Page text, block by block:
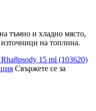
тъмно и хладно място,
източници на топлина.
15 ml (103620)
Свържете се за